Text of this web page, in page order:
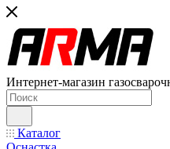
Интернет-магазин
Каталог